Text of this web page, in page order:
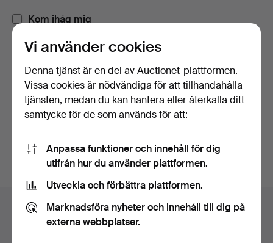
Kom ihåg mig
Logga in
eller logga in via Facebook här
Sidfotsnavigation
Hjälp och kontakt
Kontakta support
Vi använder cookies
Denna tjänst är en del av Auctionet-plattformen.
Vissa cookies är nödvändiga för att tillhandahålla
tjänsten, medan du kan hantera eller återkalla ditt
samtycke för de som används för att:
Anpassa funktioner och innehåll för dig
utifrån hur du använder plattformen.
Utveckla och förbättra plattformen.
Marknadsföra nyheter och innehåll till dig på
externa webbplatser.